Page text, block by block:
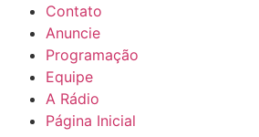
Contato
Anuncie
Programação
Equipe
A Rádio
Página Inicial